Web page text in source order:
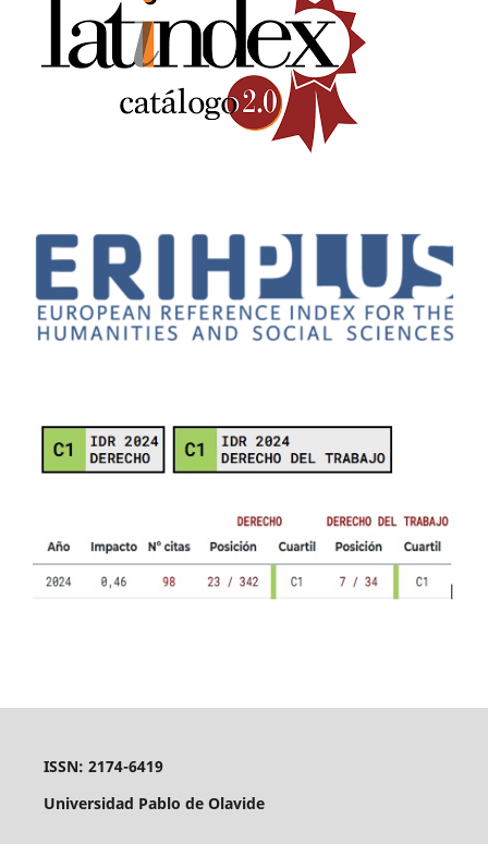
ISSN: 2174-6419
Universidad Pablo de Olavide